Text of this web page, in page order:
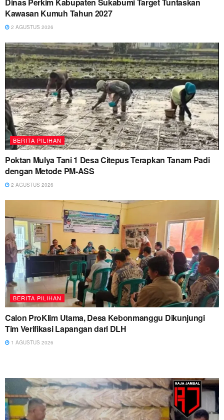
Dinas Perkim Kabupaten Sukabumi Target Tuntaskan
Kawasan Kumuh Tahun 2027
2 AGUSTUS 2026
BERITA PILIHAN
Poktan Mulya Tani 1 Desa Citepus Terapkan Tanam Padi
dengan Metode PM-ASS
2 AGUSTUS 2026
BERITA PILIHAN
Calon ProKlim Utama, Desa Kebonmanggu Dikunjungi
Tim Verifikasi Lapangan dari DLH
1 AGUSTUS 2026